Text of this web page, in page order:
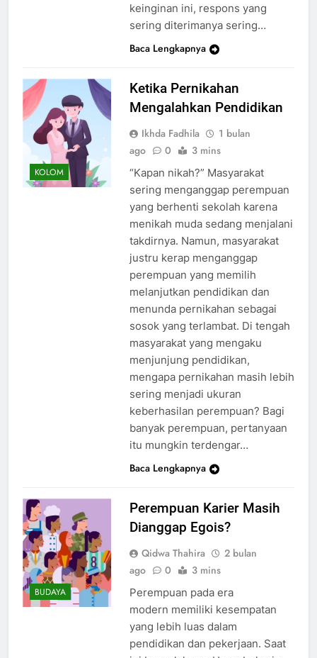
keinginan ini, respons yang
sering diterimanya sering…
Baca Lengkapnya
KOLOM
Ketika Pernikahan
Mengalahkan Pendidikan
Ikhda Fadhila
1 bulan
ago
0 3 mins
“Kapan nikah?” Masyarakat
sering menganggap perempuan
yang berhenti sekolah karena
menikah muda sedang menjalani
takdirnya. Namun, masyarakat
justru kerap menganggap
perempuan yang memilih
melanjutkan pendidikan dan
menunda pernikahan sebagai
sosok yang terlambat. Di tengah
masyarakat yang mengaku
menjunjung pendidikan,
mengapa pernikahan masih lebih
sering menjadi ukuran
keberhasilan perempuan? Bagi
banyak perempuan, pertanyaan
itu mungkin terdengar…
Baca Lengkapnya
BUDAYA
Perempuan Karier Masih
Dianggap Egois?
Qidwa Thahira
2 bulan
ago
0 3 mins
Perempuan pada era
modern memiliki kesempatan
yang lebih luas dalam
pendidikan dan pekerjaan. Saat